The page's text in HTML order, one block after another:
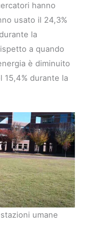
hanno
usato il 24,3%
la
a quando
è diminuito
15,4% durante la
umane